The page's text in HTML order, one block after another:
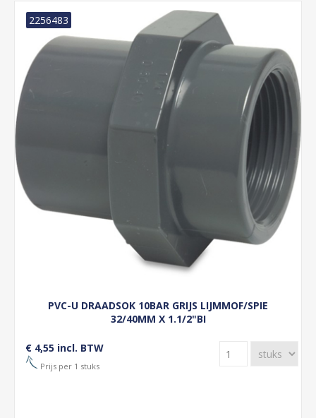
PVC-U DRAADSOK 10BAR GRIJS LIJMMOF/SPIE
32/40MM X 1.1/2"BI
2256483
€ 4,55 incl. BTW
Prijs per 1 stuks